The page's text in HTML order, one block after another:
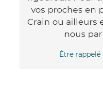
vos proches en
Crain ou ailleurs
nous
Être